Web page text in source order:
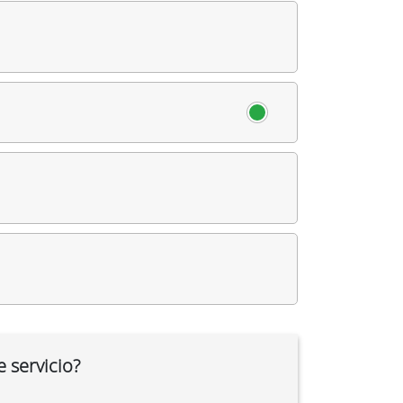
de Badajoz.
servicio?